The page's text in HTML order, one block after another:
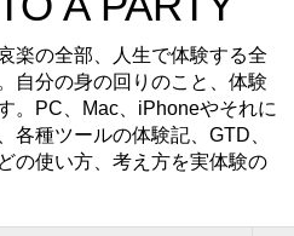
楽の全部、人生で体験する全
自分の身の回りのこと、体験
。PC、Mac、iPhoneやそれに
各種ツールの体験記、GTD、
の使い方、考え方を実体験の